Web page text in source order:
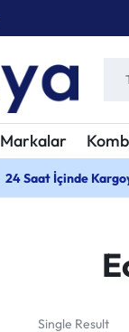
Markalar
24 Saat İçinde
Single Result